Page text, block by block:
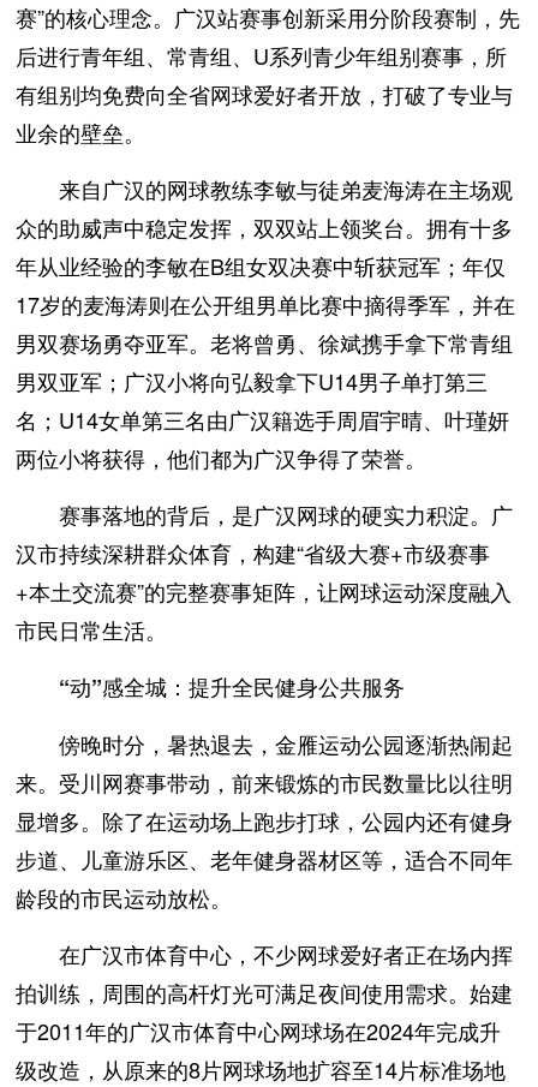
赛”的核心理念。广汉站赛事创新采用分阶段赛制，先
后进行青年组、常青组、U系列青少年组别赛事，所
有组别均免费向全省网球爱好者开放，打破了专业与
业余的壁垒。
来自广汉的网球教练李敏与徒弟麦海涛在主场观
众的助威声中稳定发挥，双双站上领奖台。拥有十多
年从业经验的李敏在B组女双决赛中斩获冠军；年仅
17岁的麦海涛则在公开组男单比赛中摘得季军，并在
男双赛场勇夺亚军。老将曾勇、徐斌携手拿下常青组
男双亚军；广汉小将向弘毅拿下U14男子单打第三
名；U14女单第三名由广汉籍选手周眉宇晴、叶瑾妍
两位小将获得，他们都为广汉争得了荣誉。
赛事落地的背后，是广汉网球的硬实力积淀。广
汉市持续深耕群众体育，构建“省级大赛+市级赛事
+本土交流赛”的完整赛事矩阵，让网球运动深度融入
市民日常生活。
“动”感全城：提升全民健身公共服务
傍晚时分，暑热退去，金雁运动公园逐渐热闹起
来。受川网赛事带动，前来锻炼的市民数量比以往明
显增多。除了在运动场上跑步打球，公园内还有健身
步道、儿童游乐区、老年健身器材区等，适合不同年
龄段的市民运动放松。
在广汉市体育中心，不少网球爱好者正在场内挥
拍训练，周围的高杆灯光可满足夜间使用需求。始建
于2011年的广汉市体育中心网球场在2024年完成升
级改造，从原来的8片网球场地扩容至14片标准场地